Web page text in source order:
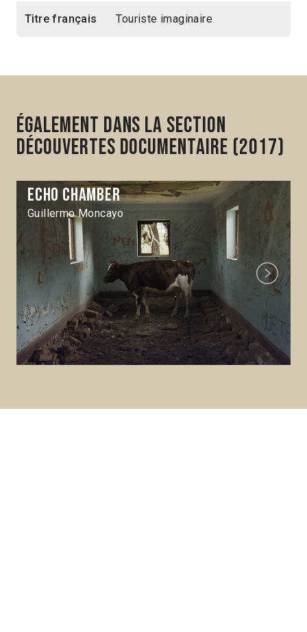
Titre français Touriste imaginaire
Également dans la section
Découvertes Documentaire (2017)
Echo Chamber
Guillermo Moncayo
Next